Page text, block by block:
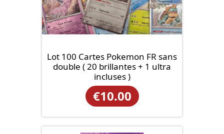
Lot 100 Cartes Pokemon FR sans
double ( 20 brillantes + 1 ultra
incluses )
€10.00